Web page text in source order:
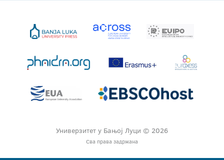
Универзитет у Бањој Луци © 2026
Сва права задржана